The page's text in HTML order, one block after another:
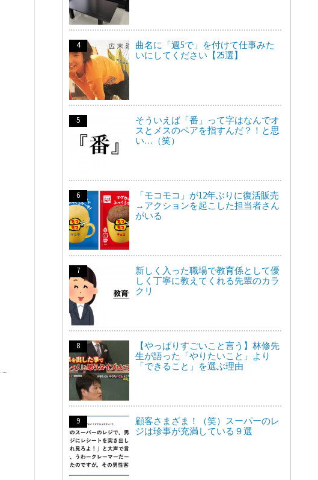
曲名に「週5で」を付けて仕事みた
いにしてください【25選】
そういえば「番」って字はなんでオ
スとメスのペアを指すんだ？！と思
い…（笑）
「モコモコ」が12年ぶりに復活販売
→アクションを起こした担当者さん
がいる
新しく入った職場で教育係として優
しく丁寧に教えてくれる先輩のカラ
クリ
【やっぱりすごいこと言う】林修先
生が語った「やりたいこと」より
「できること」を選ぶ理由
顧客さまざま！（笑）スーパーのレ
ジは珍事が充満している９選